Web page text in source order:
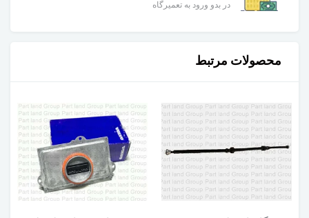
در بدو ورود به تعمیرگاه
محصولات مرتبط